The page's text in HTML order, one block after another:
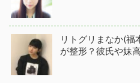
リトグリまなか(福
が整形？彼氏や妹